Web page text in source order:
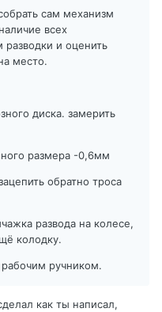
сам механизм
всех
и оценить
место.
диска. замерить
размера -0,6мм
обратно троса
развода на колесе,
колодку.
рабочим ручником.
как ты написал,